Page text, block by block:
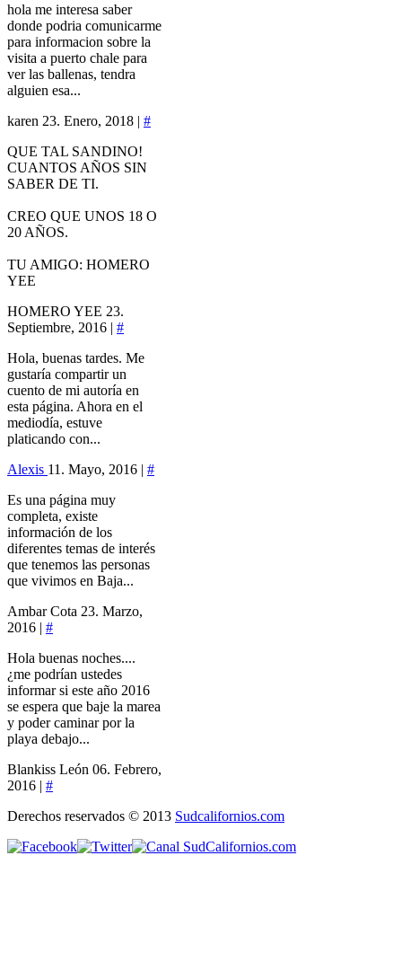
hola me interesa saber
donde podria comunicarme
para informacion sobre la
visita a puerto chale para
ver las ballenas, tendra
alguien esa...
karen 23. Enero, 2018 | #
QUE TAL SANDINO!
CUANTOS AÑOS SIN
SABER DE TI.
CREO QUE UNOS 18 O
20 AÑOS.
TU AMIGO: HOMERO
YEE
HOMERO YEE 23.
Septiembre, 2016 | #
Hola, buenas tardes. Me
gustaría compartir un
cuento de mi autoría en
esta página. Ahora en el
mediodía, estuve
platicando con...
Alexis 11. Mayo, 2016 | #
Es una página muy
completa, existe
información de los
diferentes temas de interés
que tenemos las personas
que vivimos en Baja...
Ambar Cota 23. Marzo,
2016 | #
Hola buenas noches....
¿me podrían ustedes
informar si este año 2016
se espera que baje la marea
y poder caminar por la
playa debajo...
Blankiss León 06. Febrero,
2016 | #
Derechos reservados © 2013 Sudcalifornios.com